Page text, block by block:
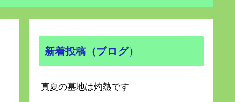
新着投稿（ブログ）
真夏の墓地は灼熱です